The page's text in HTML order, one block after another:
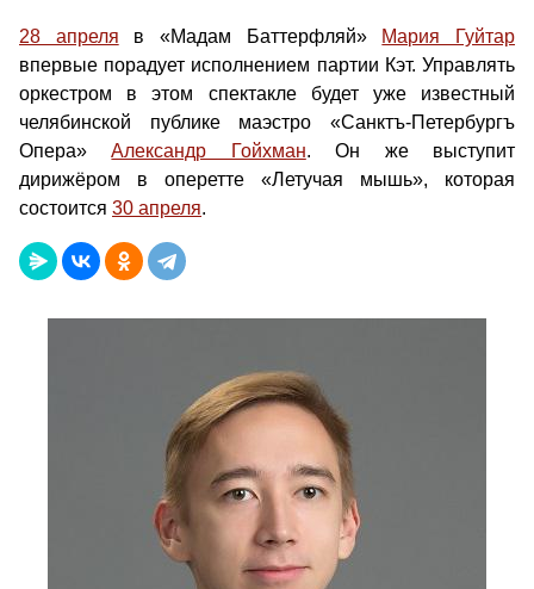
28 апреля в «Мадам Баттерфляй» Мария Гуйтар
впервые порадует исполнением партии Кэт. Управлять
оркестром в этом спектакле будет уже известный
челябинской публике маэстро «Санктъ-Петербургъ
Опера»Александр Гойхман. Он же выступит
дирижёром в оперетте «Летучая мышь», которая
состоится 30 апреля.